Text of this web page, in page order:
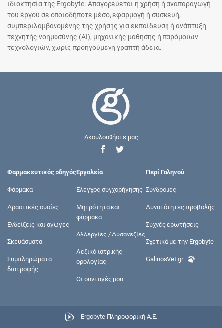
ιδιοκτησία της Ergobyte. Απαγορεύεται η χρήση ή αναπαραγωγή
του έργου σε οποιοδήποτε μέσο, εφαρμογή ή συσκευή,
συμπεριλαμβανομένης της χρήσης για εκπαίδευση ή ανάπτυξη
τεχνητής νοημοσύνης (AI), μηχανικής μάθησης ή παρόμοιων
τεχνολογιών, χωρίς προηγούμενη γραπτή άδεια.
Ακουλουθήστε μας
Φαρμακευτικός οδηγός
Φάρμακα
Δραστικές ουσίες
Ενδείξεις και αγωγές
Σκευάσματα
Συμπληρώματα
διατροφής
Εργαλεία
Έλεγχος συγχορήγησης
Μητρότητα και
φάρμακα
Αλλεργίες / Δυσανεξίες
Λεξικό ιατρικής
ορολογίας
Οι συνταγές μου
Περί Γαληνού
Συνδρομές
Δυνατότητες προβολής
Συχνές ερωτήσεις
Σχετικά με την Ergobyte
GalinosVet.gr
Ergobyte Πληροφορική Α.Ε.